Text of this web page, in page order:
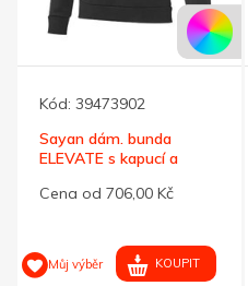
Kód: 39473902
Sayan dám. bunda
ELEVATE s kapucí a
Cena od 706,00 Kč
Můj výběr KOUPIT